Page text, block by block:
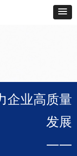
企业高质量
发展
——